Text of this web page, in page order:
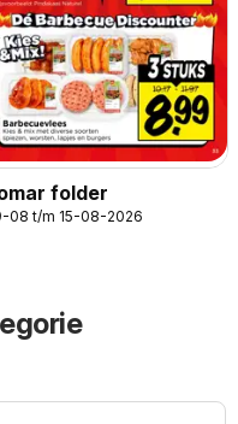
folder
08 t/m 15-08-2026